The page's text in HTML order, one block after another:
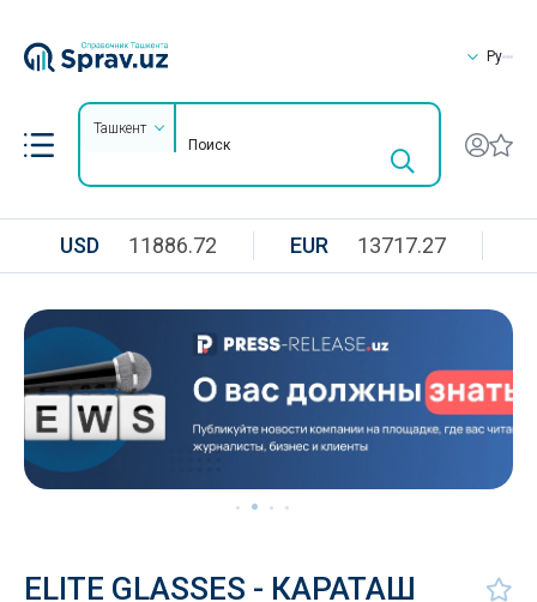
Ру
Ташкент
USD 11886.72 EUR 13717.27
ELITE GLASSES - КАРАТАШ